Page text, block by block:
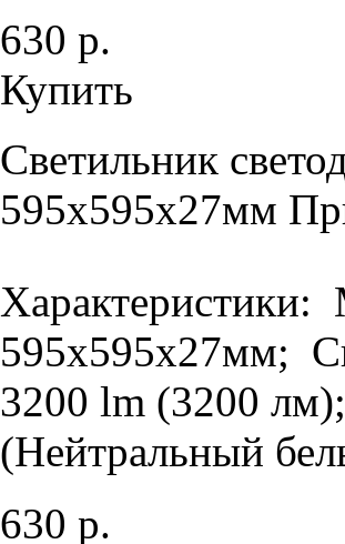
630 р.
Купить
Светильник
595х595х27мм
595х595х27мм;
3200 lm (3200
(Нейтральный
630 р.